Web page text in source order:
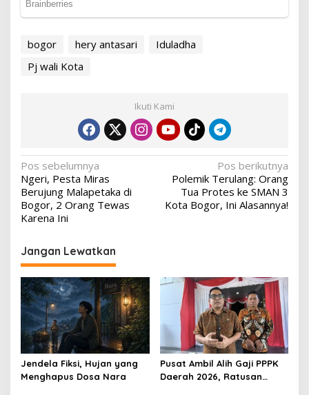
bogor hery antasari
Iduladha
Pj wali Kota
Ikuti Kami
Navigasi
pos
Pos sebelumnya
Ngeri, Pesta Miras
Berujung Malapetaka di
Bogor, 2 Orang Tewas
Karena Ini
Pos berikutnya
Polemik Terulang: Orang
Tua Protes ke SMAN 3
Kota Bogor, Ini Alasannya!
Jangan Lewatkan
Jendela Fiksi, Hujan yang
Menghapus Dosa Nara
Pusat Ambil Alih Gaji PPPK
Daerah 2026, Ratusan